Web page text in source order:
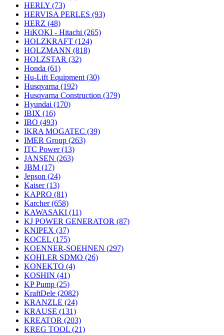
HERLY (73)
HERVISA PERLES (93)
HERZ (48)
HiKOKI - Hitachi (265)
HOLZKRAFT (124)
HOLZMANN (818)
HOLZSTAR (32)
Honda (61)
Hu-Lift Equipment (30)
Husqvarna (192)
Husqvarna Construction (379)
Hyundai (170)
IBIX (16)
IBO (493)
IKRA MOGATEC (39)
IMER Group (263)
ITC Power(13)
JANSEN (263)
JBM (17)
Jepson (24)
Kaiser(13)
KAPRO (81)
Karcher(658)
KAWASAKI (11)
KJ POWER GENERATOR (87)
KNIPEX (37)
KOCEL (175)
KOENNER-SOEHNEN (297)
KOHLER SDMO (26)
KONEKTO (4)
KOSHIN (41)
KP Pump (25)
KraftDele (2082)
KRANZLE (24)
KRAUSE (131)
KREATOR (203)
KREG TOOL (21)